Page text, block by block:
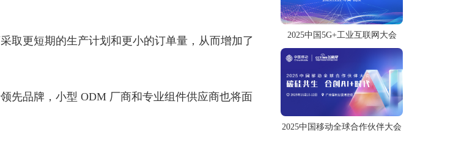
取更短期的生产计划和更小的订单量，从而增加了
先品牌，小型 ODM 厂商和专业组件供应商也将面
2025中国5G+工业互联网大会
2025中国移动全球合作伙伴大会